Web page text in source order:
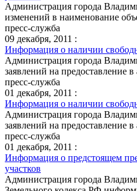
Администрация города
изменений в наименование
пресс-служба
09 декабря, 2011 :
Информация о наличии
Администрация города
заявлений на предоставление в
пресс-служба
01 декабря, 2011 :
Информация о наличии
Администрация города
заявлений на предоставление в
пресс-служба
01 декабря, 2011 :
Информация о предстоящем
участков
Администрация города